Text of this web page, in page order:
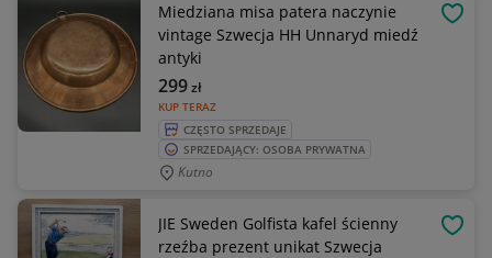
Miedziana misa patera naczynie
vintage Szwecja HH Unnaryd miedź
antyki
KUP TERAZ
299zł
CZĘSTO SPRZEDAJE
SPRZEDAJĄCY: OSOBA PRYWATNA
Kutno
JIE Sweden Golfista kafel ścienny
rzeźba prezent unikat Szwecja